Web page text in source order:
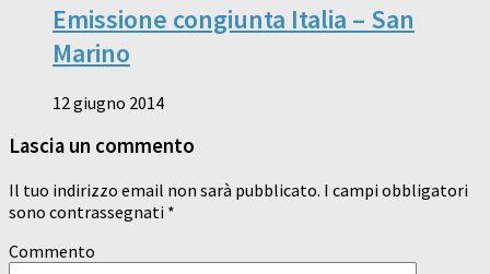
Emissione congiunta Italia – San
Marino
12 giugno 2014
Lascia un commento
Il tuo indirizzo email non sarà pubblicato. I campi obbligatori
sono contrassegnati *
Commento